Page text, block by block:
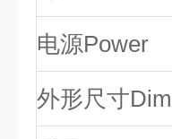
电源Power
外形尺寸